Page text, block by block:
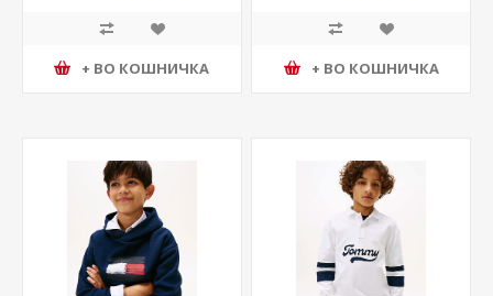
+ ВО КОШНИЧКА + ВО КОШНИЧКА